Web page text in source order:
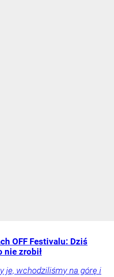
OFF Festivalu: Dziś
nie zrobił
je, wchodziliśmy na górę i